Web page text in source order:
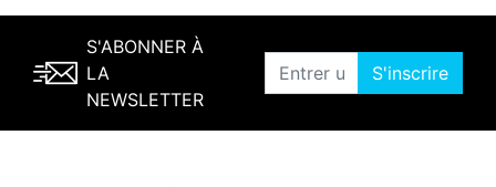
S'ABONNER À
LA
NEWSLETTER
S'inscrire